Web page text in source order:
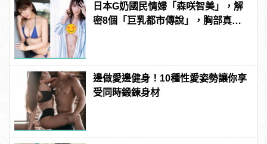
日本G奶國民情婦「森咲智美」，解
密8個「巨乳都市傳說」，胸部真能
邊做愛邊健身！10種性愛姿勢讓你享
受同時鍛鍊身材